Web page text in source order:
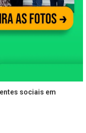
sociais em